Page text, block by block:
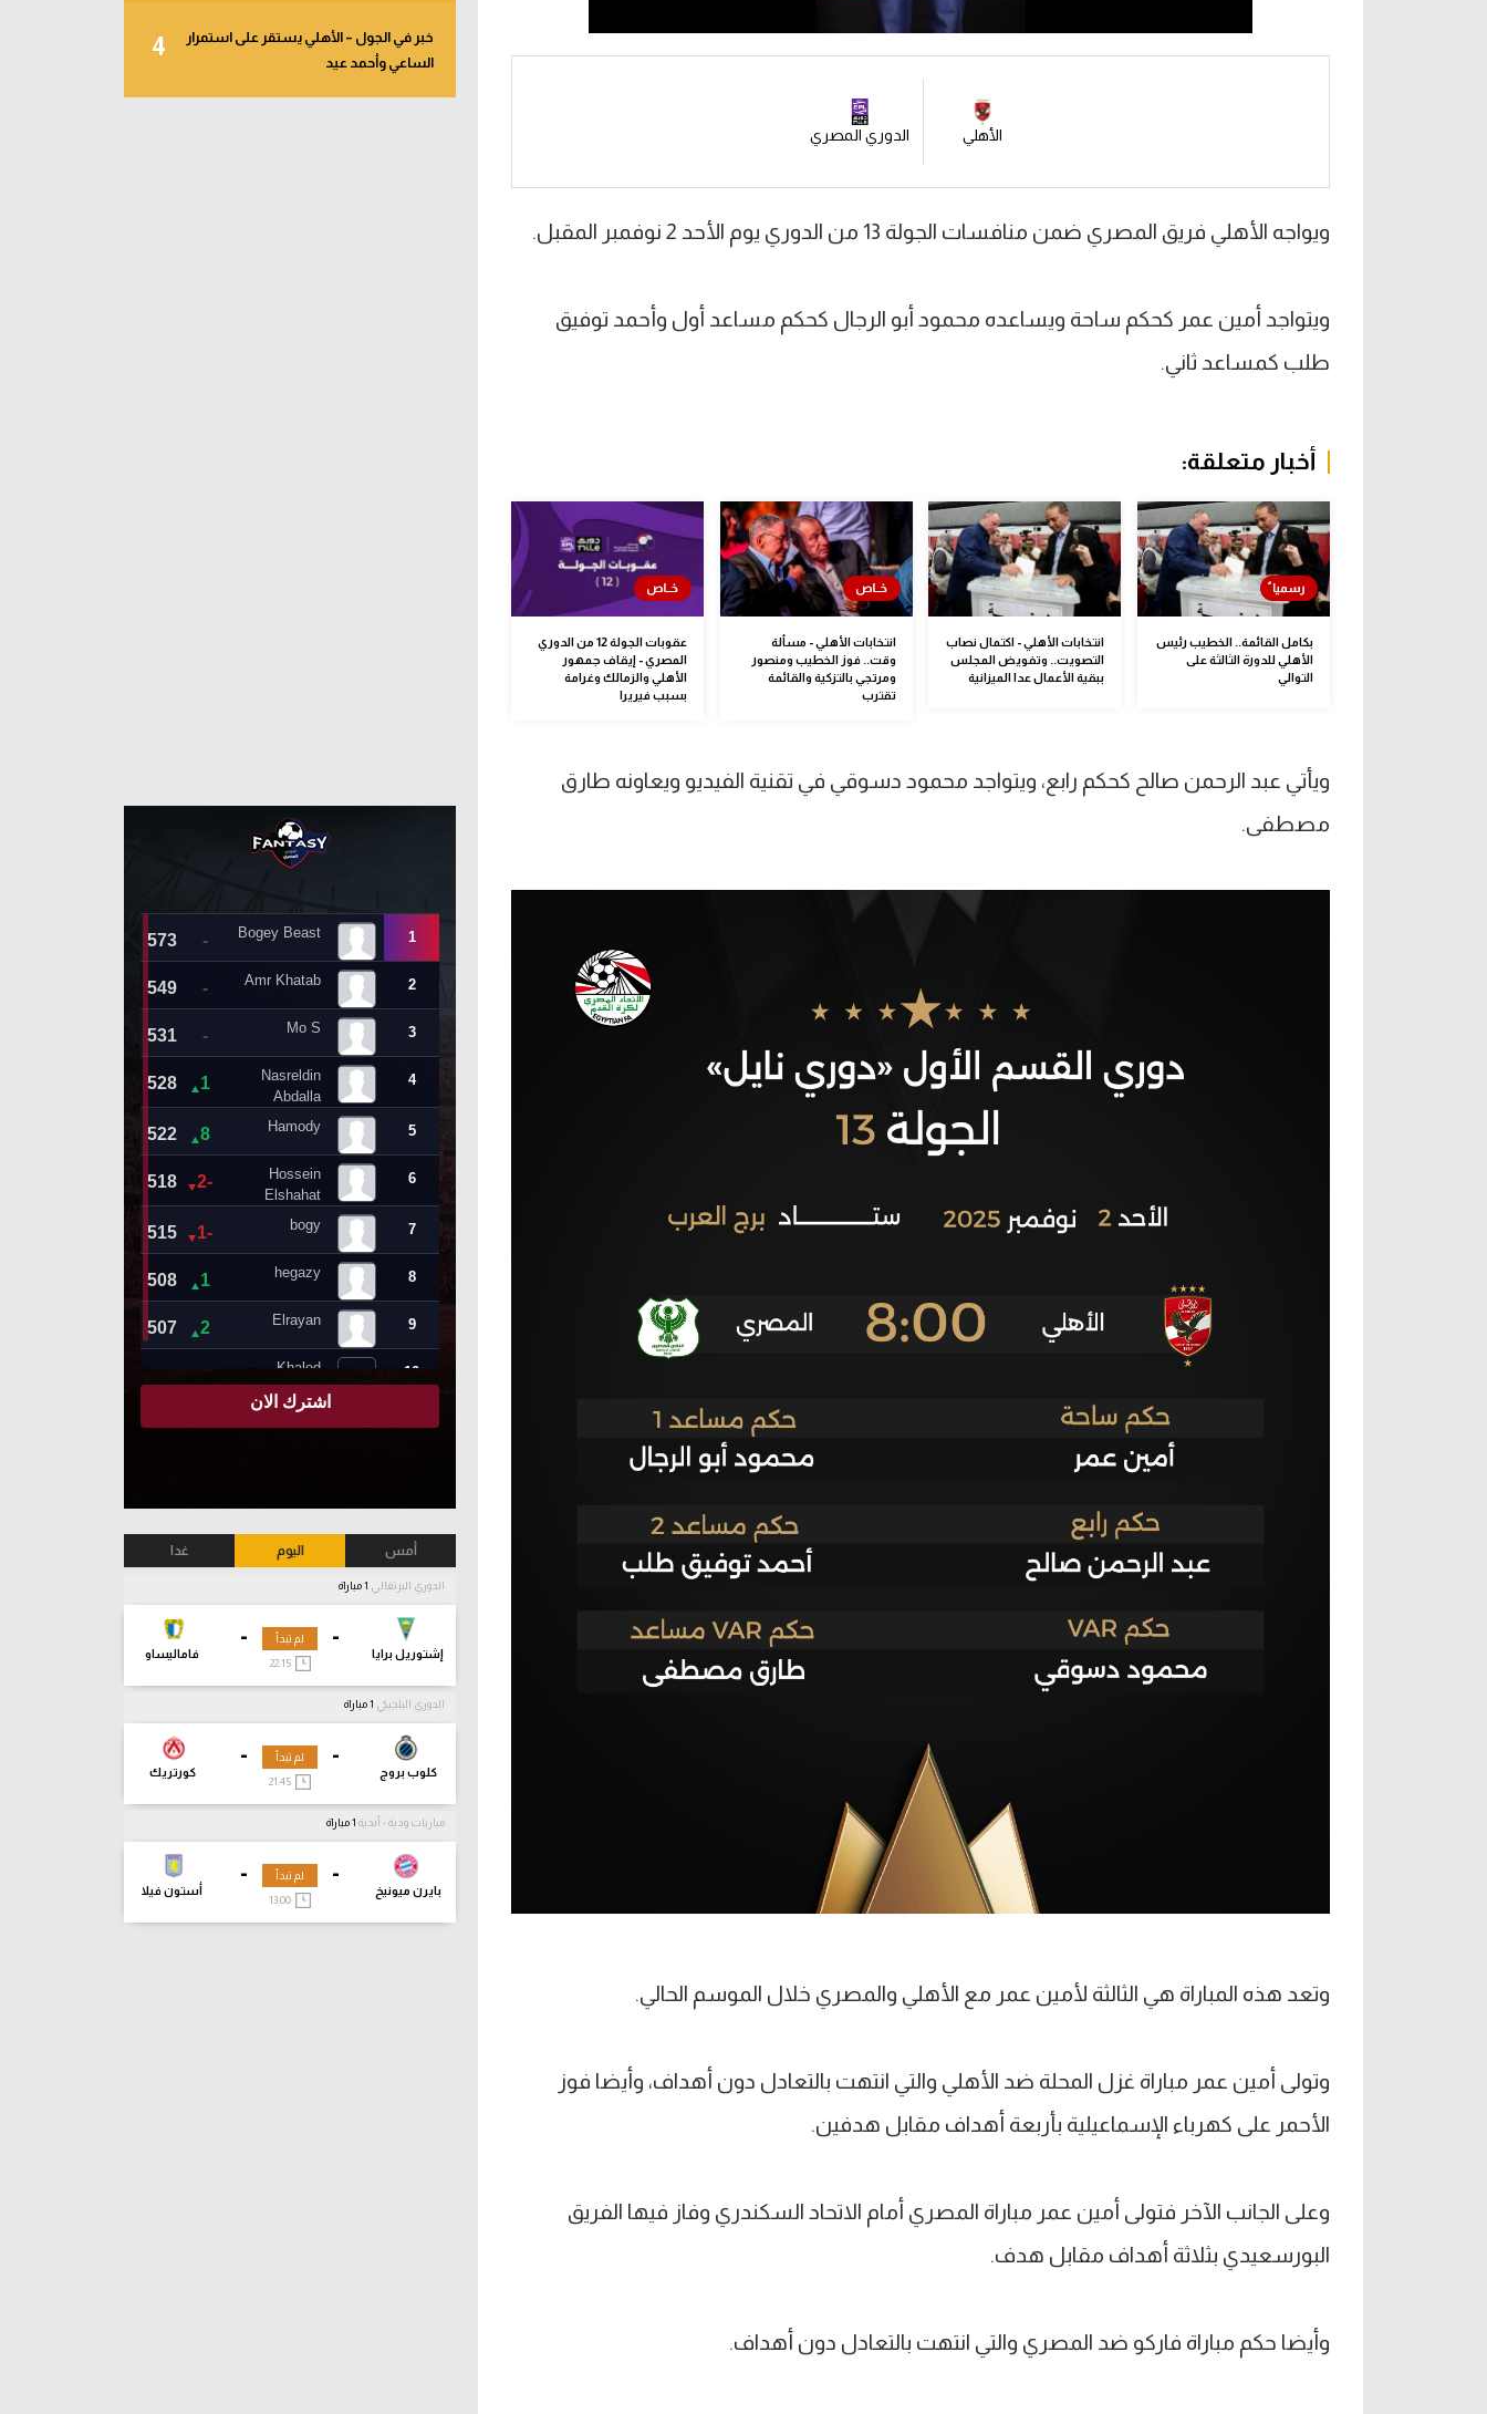
الأهلي الدوري المصري
ويواجه الأهلي فريق المصري ضمن منافسات الجولة 13 من الدوري يوم الأحد 2 نوفمبر المقبل.
ويتواجد أمين عمر كحكم ساحة ويساعده محمود أبو الرجال كحكم مساعد أول وأحمد توفيق
طلب كمساعد ثاني.
أخبار متعلقة:
بكامل القائمة.. الخطيب رئيس
الأهلي للدورة الثالثة على
التوالي
انتخابات الأهلي - اكتمال نصاب
التصويت.. وتفويض المجلس
ببقية الأعمال عدا الميزانية
انتخابات الأهلي - مسألة
وقت.. فوز الخطيب ومنصور
ومرتجي بالتزكية والقائمة
تقترب
عقوبات الجولة 12 من الدوري
المصري - إيقاف جمهور
الأهلي والزمالك وغرامة
بسبب فيريرا
ويأتي عبد الرحمن صالح كحكم رابع، ويتواجد محمود دسوقي في تقنية الفيديو ويعاونه طارق
مصطفى.
وتعد هذه المباراة هي الثالثة لأمين عمر مع الأهلي والمصري خلال الموسم الحالي.
وتولى أمين عمر مباراة غزل المحلة ضد الأهلي والتي انتهت بالتعادل دون أهداف، وأيضا فوز
الأحمر على كهرباء الإسماعيلية بأربعة أهداف مقابل هدفين.
وعلى الجانب الآخر فتولى أمين عمر مباراة المصري أمام الاتحاد السكندري وفاز فيها الفريق
البورسعيدي بثلاثة أهداف مقابل هدف.
وأيضا حكم مباراة فاركو ضد المصري والتي انتهت بالتعادل دون أهداف.
4
خبر في الجول – الأهلي يستقر على استمرار
الساعي وأحمد عيد
أمس اليوم غدا
الدوري البرتغالي
-
إشتوريل برايا
-
فاماليساو
لم تبدأ
22:15
الدوري البلجيكي
-
كلوب بروج
-
كورتريك
لم تبدأ
مباريات ودية - أندية
-
بايرن ميونيخ
-
أستون فيلا
لم تبدأ